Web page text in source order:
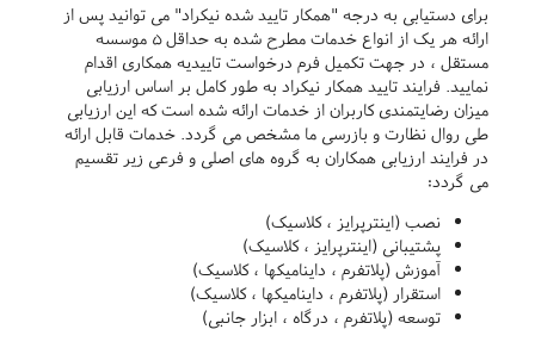
برای دستیابی به درجه "همکار تایید شده نیکراد" می توانید پس از
ارائه هر یک از انواع خدمات مطرح شده به حداقل 5 موسسه
مستقل ، در جهت تکمیل فرم درخواست تاییدیه همکاری اقدام
نمایید. فرایند تایید همکار نیکراد به طور کامل بر اساس ارزیابی
میزان رضایتمندی کاربران از خدمات ارائه شده است که این ارزیابی
طی روال نظارت و بازرسی ما مشخص می گردد. خدمات قابل ارائه
در فرایند ارزیابی همکاران به گروه های اصلی و فرعی زیر تقسیم
می گردد:
نصب (اینترپرایز ، کلاسیک)
پشتیبانی (اینترپرایز ، کلاسیک)
آموزش (پلاتفرم ، داینامیکها ، کلاسیک)
استقرار (پلاتفرم ، داینامیکها ، کلاسیک)
توسعه (پلاتفرم ، درگاه ، ابزار جانبی)